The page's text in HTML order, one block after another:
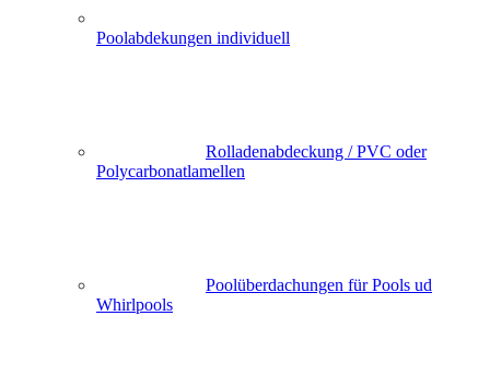
Poolabdekungen individuell
Rolladenabdeckung / PVC oder
Polycarbonatlamellen
Poolüberdachungen für Pools ud
Whirlpools